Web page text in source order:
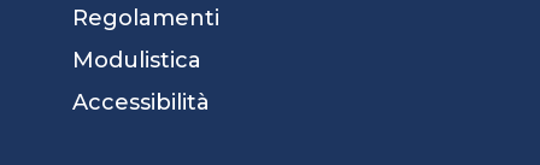
Regolamenti
Modulistica
Accessibilità